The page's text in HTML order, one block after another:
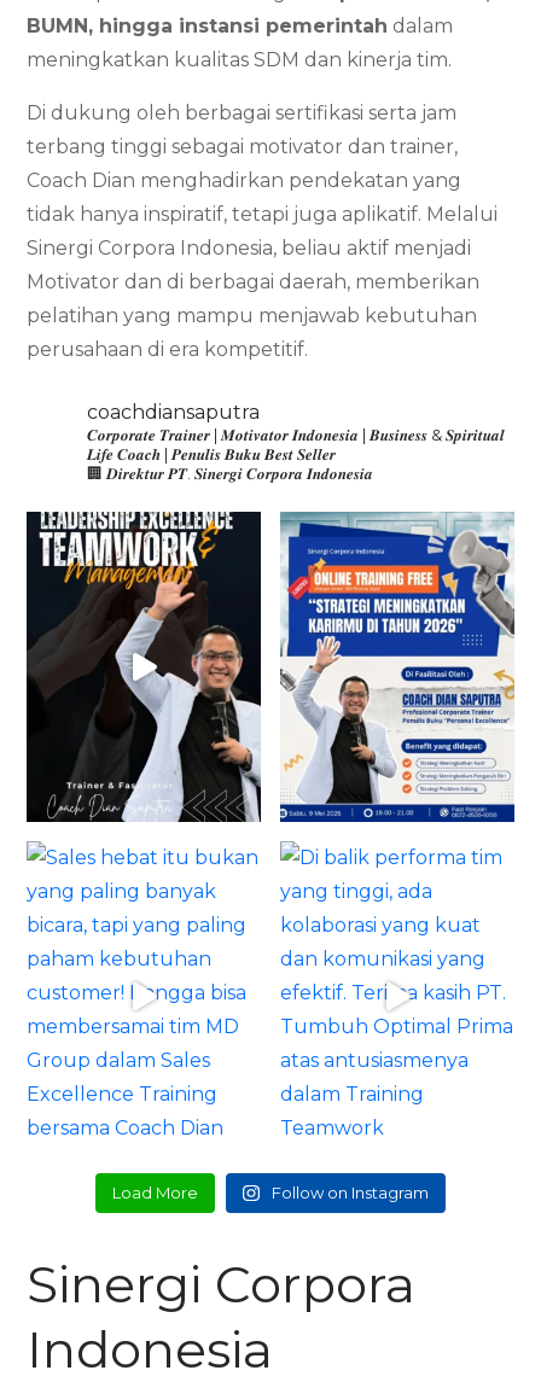
BUMN, hingga instansi pemerintah dalam
meningkatkan kualitas SDM dan kinerja tim.
Di dukung oleh berbagai sertifikasi serta jam
terbang tinggi sebagai motivator dan trainer,
Coach Dian menghadirkan pendekatan yang
tidak hanya inspiratif, tetapi juga aplikatif. Melalui
Sinergi Corpora Indonesia, beliau aktif menjadi
Motivator dan di berbagai daerah, memberikan
pelatihan yang mampu menjawab kebutuhan
perusahaan di era kompetitif.
coachdiansaputra
𝑪𝒐𝒓𝒑𝒐𝒓𝒂𝒕𝒆 𝑻𝒓𝒂𝒊𝒏𝒆𝒓 | 𝑴𝒐𝒕𝒊𝒗𝒂𝒕𝒐𝒓 𝑰𝒏𝒅𝒐𝒏𝒆𝒔𝒊𝒂 | 𝑩𝒖𝒔𝒊𝒏𝒆𝒔𝒔 & 𝑺𝒑𝒊𝒓𝒊𝒕𝒖𝒂𝒍
𝑳𝒊𝒇𝒆 𝑪𝒐𝒂𝒄𝒉 | 𝑷𝒆𝒏𝒖𝒍𝒊𝒔 𝑩𝒖𝒌𝒖 𝑩𝒆𝒔𝒕 𝑺𝒆𝒍𝒍𝒆𝒓
🏢 𝑫𝒊𝒓𝒆𝒌𝒕𝒖𝒓 𝑷𝑻. 𝑺𝒊𝒏𝒆𝒓𝒈𝒊 𝑪𝒐𝒓𝒑𝒐𝒓𝒂 𝑰𝒏𝒅𝒐𝒏𝒆𝒔𝒊𝒂
Load More Follow on Instagram
Sinergi Corpora
Indonesia